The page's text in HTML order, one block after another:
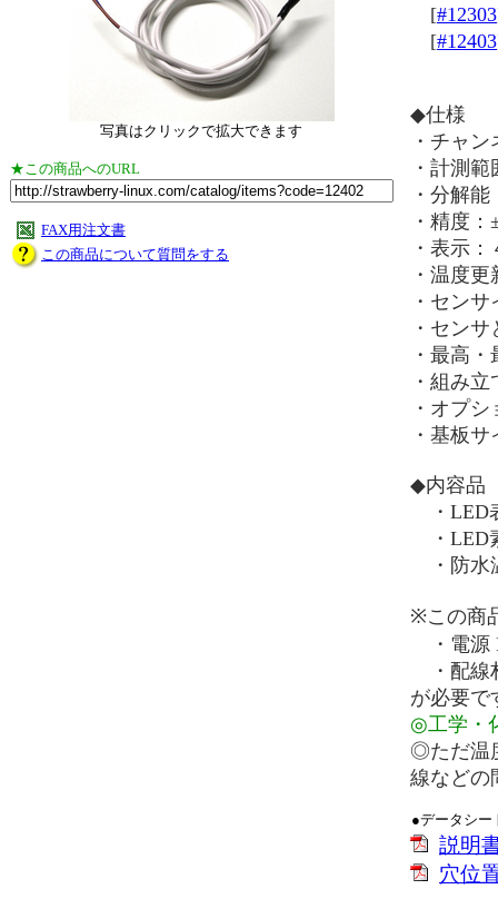
写真はクリックで拡大できます
★この商品へのURL
FAX用注文書
この商品について質問をする
[#12303
[#12403
◆仕様
・チャ
・計測
・分解
・精度
・表示
・温度
・セン
・セン
・最高
・組み
・オプ
・基板
◆内容品
・LED
・LED
・防水
※この商
・電源
・配線
が必要で
◎工学・
◎ただ温
線などの
●データシー
説明
穴位